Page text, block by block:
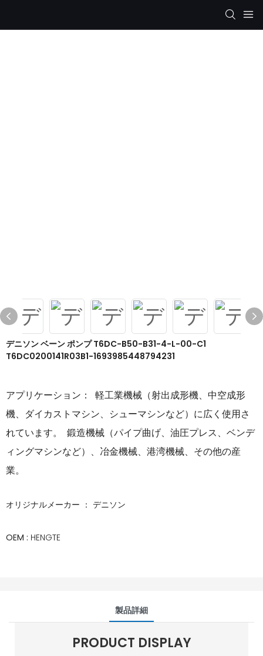
デニソン ベーン ポンプ T6DC-B50-B31-4-L-00-C1
T6DC0200141R03B1-1693985448794231
アプリケーション：
軽工業機械（射出成形機、中空成形
機、ダイカストマシン、シューマシンなど）に広く使用さ
れています。 鍛造機械（パイプ曲げ、油圧プレス、ベンデ
ィングマシンなど）、冶金機械、港湾機械、その他の産
業。
オリジナルメーカー ： デニソン
OEM : HENGTE
製品詳細
PRODUCT DISPLAY